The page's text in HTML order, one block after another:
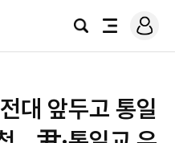
검
전
로
그
대 앞두고 통일